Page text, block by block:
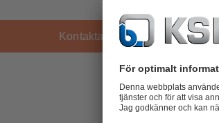
Kontakta KSB